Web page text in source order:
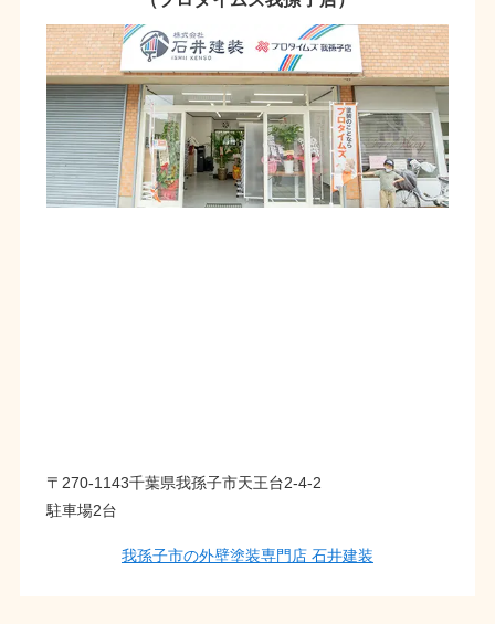
〒270-1143千葉県我孫子市天王台2-4-2
駐車場2台
我孫子市の外壁塗装専門店 石井建装